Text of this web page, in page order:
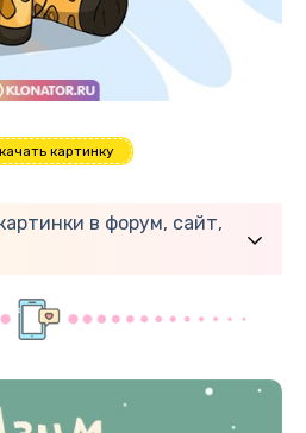
картинку
в форум, сайт,